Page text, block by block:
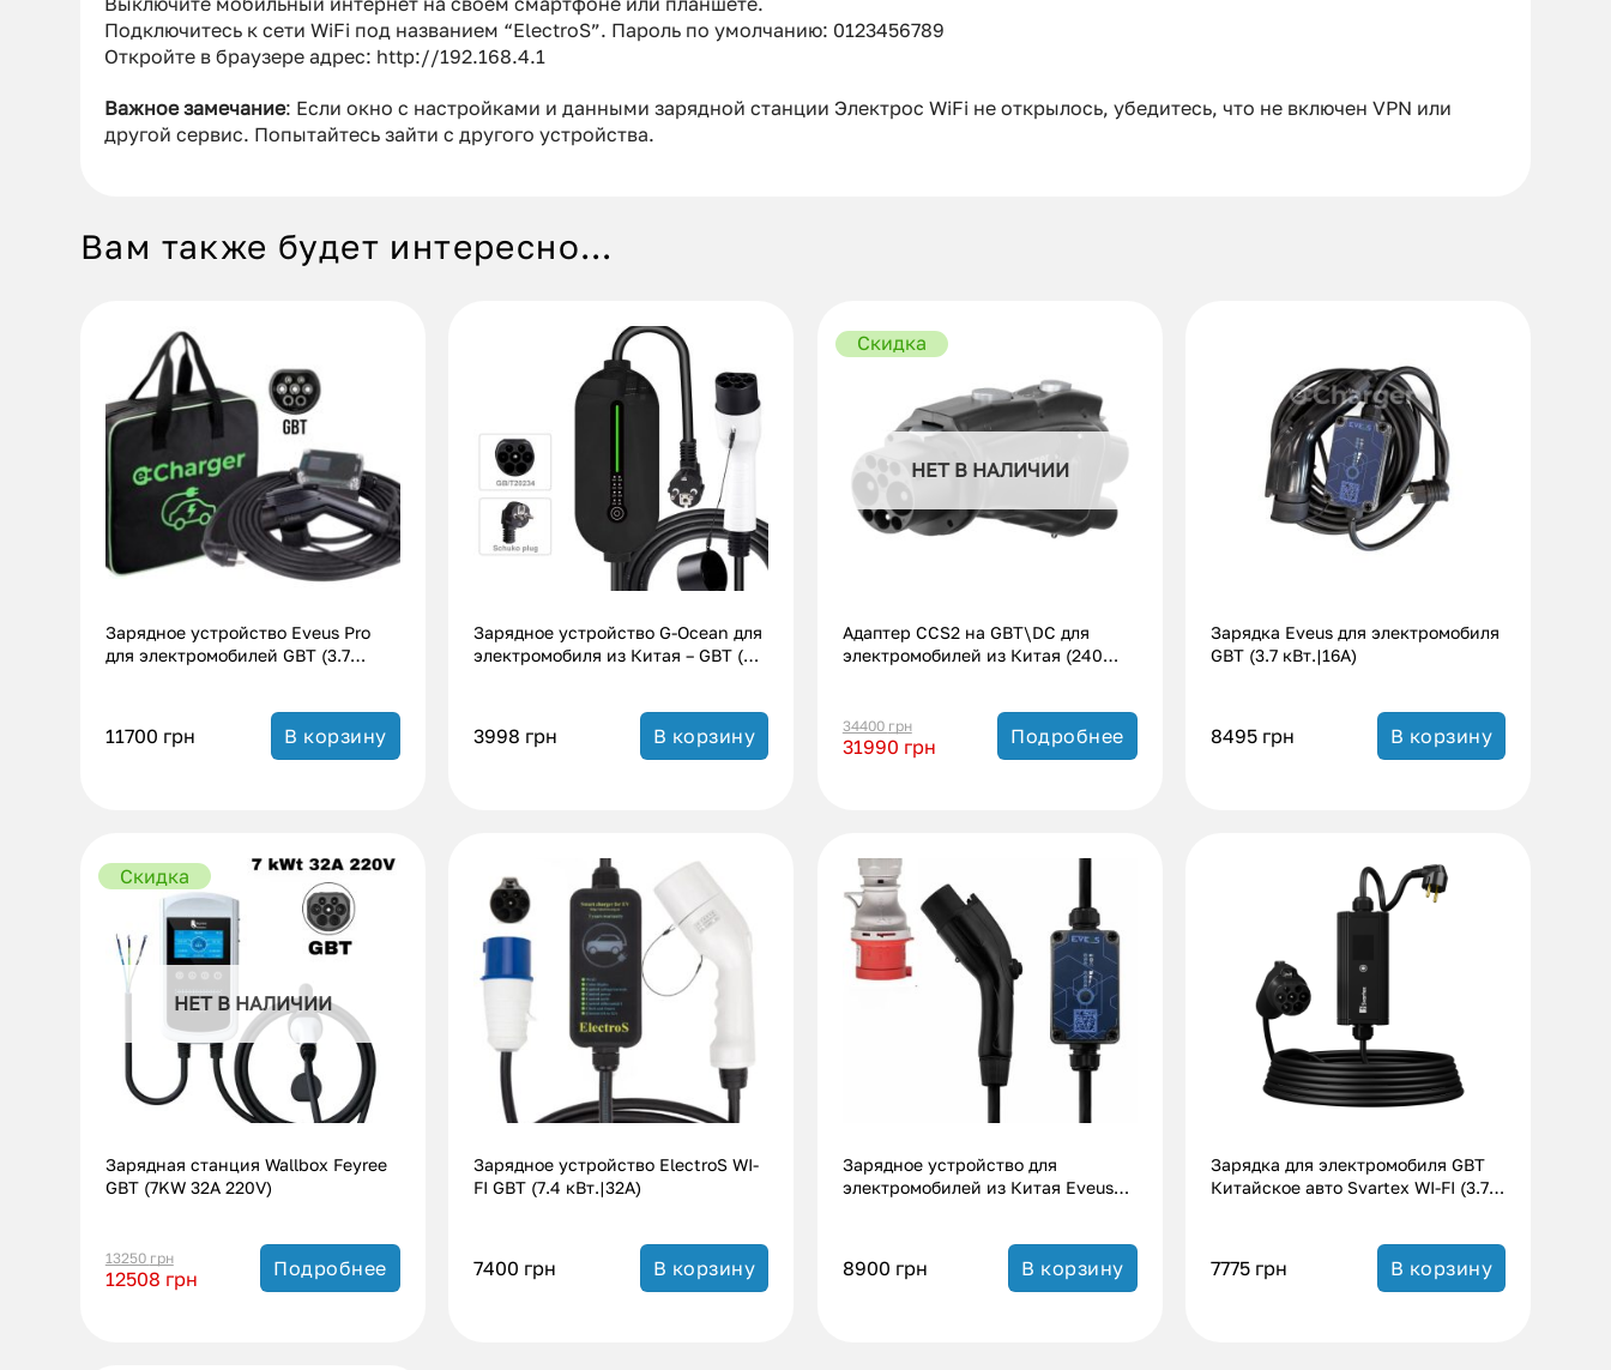
Подключитесь к сети WiFi под названием “ElectroS”. Пароль по умолчанию: 0123456789
Откройте в браузере адрес: http://192.168.4.1
Важное замечание: Если окно с настройками и данными зарядной станции Электрос WiFi не открылось, убедитесь, что не включен VPN или
другой сервис. Попытайтесь зайти с другого устройства.
Вам также будет интересно…
Зарядное устройство Eveus Pro
для электромобилей GBT (3.7
11700 грн В корзину
Зарядное устройство G-Ocean для
электромобиля из Китая – GBT (3.5
3998 грн В корзину
Скидка
НЕТ В НАЛИЧИИ
Адаптер CCS2 на GBT\DC для
электромобилей из Китая (240
34400 грн
31990 грн Подробнее
Зарядка Eveus для электромобиля
GBT (3.7 кВт.|16А)
8495 грн В корзину
Скидка
НЕТ В НАЛИЧИИ
Зарядная станция Wallbox Feyree
GBT (7KW 32A 220V)
13250 грн
12508 грн Подробнее
Зарядное устройство ElectroS WI-
FI GBT (7.4 кВт.|32А)
7400 грн В корзину
Зарядное устройство для
электромобилей из Китая Eveus
8900 грн В корзину
Зарядка для электромобиля GBT
Китайское авто Svartex WI-FI (3.7
7775 грн В корзину